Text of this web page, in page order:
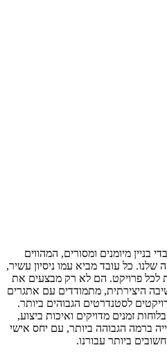
בניין מיומנים ומסורים, המהווים
כל עובד מביא עמו ניסיון עשיר,
לכל פרויקט. הם לא רק מבצעים את
היצירתית, מתמודדים עם אתגרים
לסטנדרטים הגבוהים ביותר.
זמנים מדויקים ואיכות ביצוע,
ברמה הגבוהה ביותר, עם יחס אישי
ביותר עבורנו.